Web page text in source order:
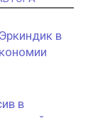
в
в